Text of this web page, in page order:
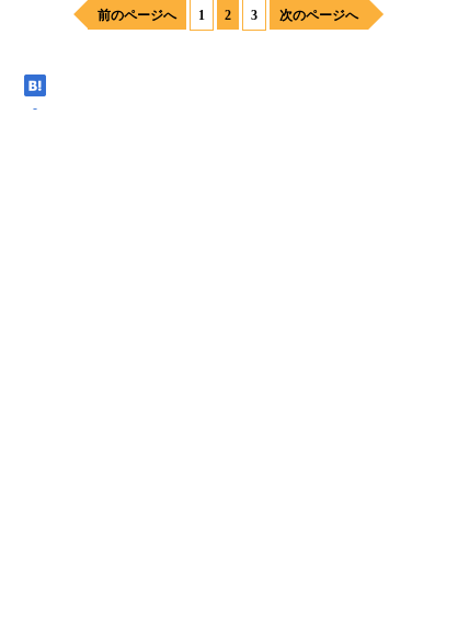
前のページへ 1 2 3 次のページへ
-